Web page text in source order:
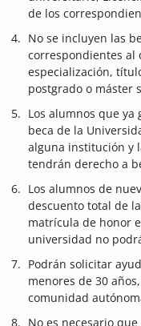
de los
No se incluyen las
correspondientes al
especialización,
postgrado o máster
Los alumnos que ya
beca de la
alguna institución y
tendrán derecho a
Los alumnos de
descuento total de
matrícula de honor
universidad no
Podrán solicitar
menores de 30
comunidad
No es necesario